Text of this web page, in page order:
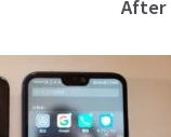
After